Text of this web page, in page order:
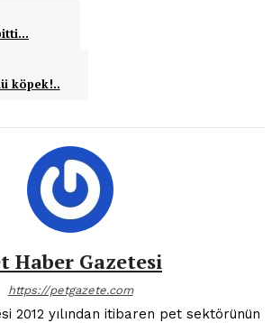
köpek!..
Haber Gazetesi
https://petgazete.com
2012 yılından itibaren pet sektörünün